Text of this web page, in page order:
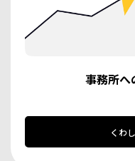
事務所へ
くわ